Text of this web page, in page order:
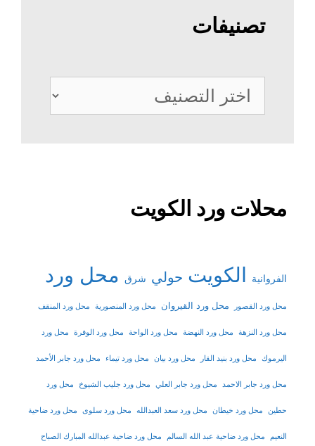
تصنيفات
تصنيفات
محلات ورد الكويت
الفروانية الكويت حولي شرق محل ورد
محل ورد القصور محل ورد القيروان محل ورد المنصورية محل ورد المنقف
محل ورد النزهة محل ورد النهضة محل ورد الواحة محل ورد الوفرة محل ورد
اليرموك محل ورد بنيد القار محل ورد بيان محل ورد تيماء محل ورد جابر الأحمد
محل ورد جابر الاحمد محل ورد جابر العلي محل ورد جليب الشيوخ محل ورد
حطين محل ورد خيطان محل ورد سعد العبدالله محل ورد سلوى محل ورد ضاحية
النعيم محل ورد ضاحية عبد الله السالم محل ورد ضاحية عبدالله المبارك الصباح